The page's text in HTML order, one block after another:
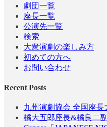
劇団一覧
座長一覧
公演先一覧
検索
大衆演劇の楽しみ方
初めての方へ
お問い合わせ
Recent Posts
九州演劇協会 全国座長
橘大五郎座長&橘良二